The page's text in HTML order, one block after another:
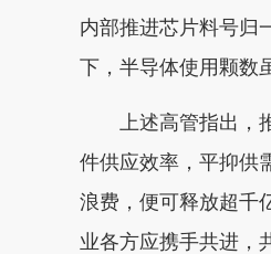
内部推进芯片料号归
下，半导体使用颗数
上述高管指出，推
件供应效率，平抑供
浪费，便可释放超千
业各方应携手共进，